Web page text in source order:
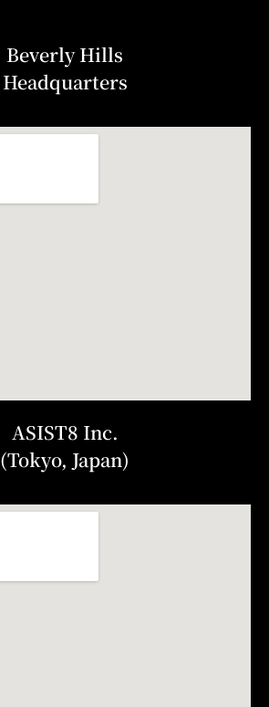
Beverly Hills
Headquarters
ASIST8 Inc.
(Tokyo, Japan)